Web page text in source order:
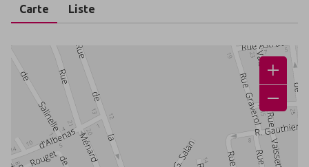
Carte Liste